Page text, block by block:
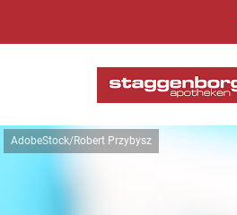
AdobeStock/Robert Przybysz